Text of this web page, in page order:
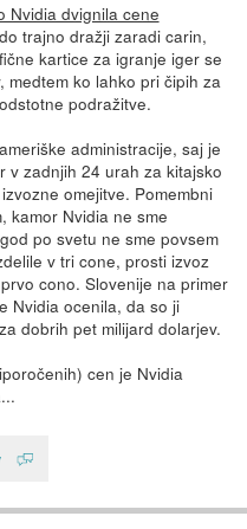
Nvidia dvignila cene
trajno dražji zaradi carin,
kartice za igranje iger se
ko lahko pri čipih za
podražitve.
administracije, saj je
v zadnjih 24 urah za kitajsko
omejitve. Pomembni
kamor Nvidia ne sme
po svetu ne sme povsem
v tri cone, prosti izvoz
cono. Slovenije na primer
Nvidia ocenila, da so ji
dobrih pet milijard dolarjev.
cen je Nvidia